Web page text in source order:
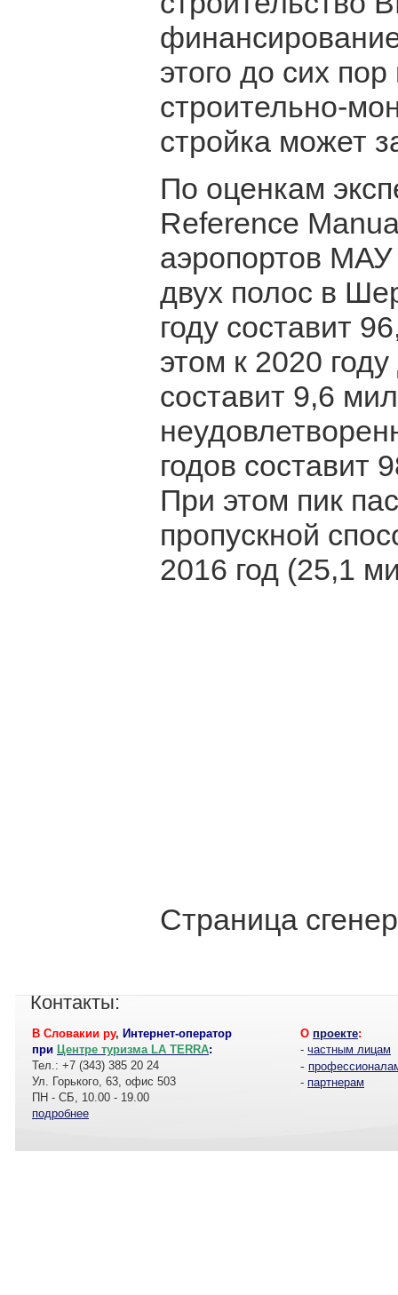
этого до сих
строительно-
стройка может
По оценкам
Reference
аэропортов МАУ
двух полос в
году составит
этом к 2020
составит 9,6
годов составит
При этом пик
пропускной
2016 год (25,1
Страница
Контакты:
В Словакии ру, Интернет-оператор
при Центре туризма LA TERRA:
Тел.: +7 (343) 385 20 24
Ул. Горького, 63, офис 503
ПН - СБ, 10.00 - 19.00
подробнее
О проекте:
- частным лицам
-
- партнерам